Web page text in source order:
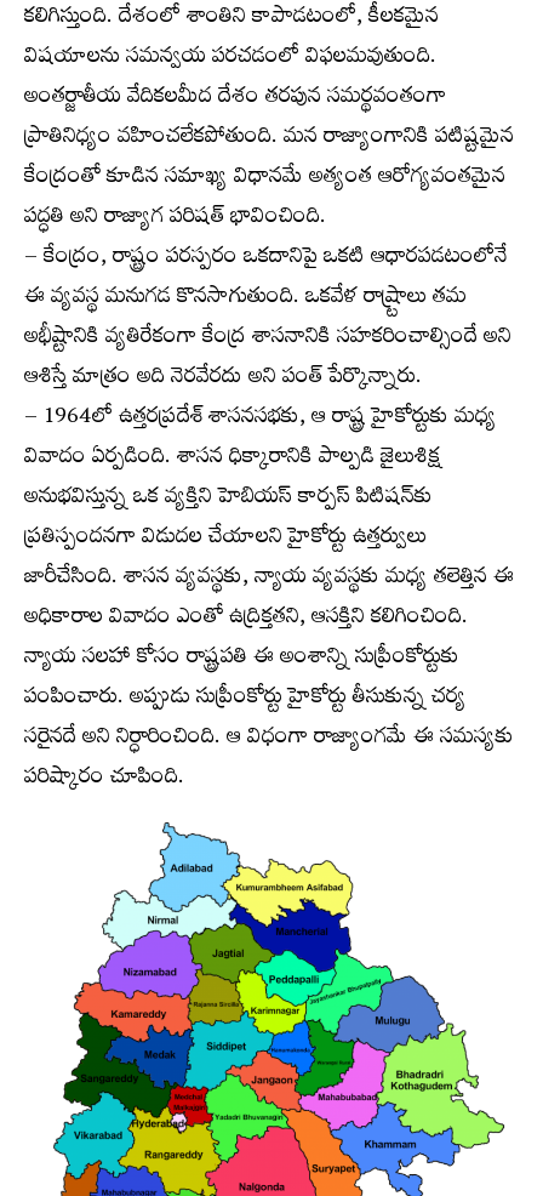
కలిగిస్తుంది. దేశంలో శాంతిని కాపాడటంలో, కీలకమైన
విషయాలను సమన్వయ పరచడంలో విఫలమవుతుంది.
అంతర్జాతీయ వేదికలమీద దేశం తరపున సమర్థవంతంగా
ప్రాతినిధ్యం వహించలేకపోతుంది. మన రాజ్యాంగానికి పటిష్టమైన
కేంద్రంతో కూడిన సమాఖ్య విధానమే అత్యంత ఆరోగ్యవంతమైన
పద్ధతి అని రాజ్యాగ పరిషత్ భావించింది.
– కేంద్రం, రాష్ట్రం పరస్పరం ఒకదానిపై ఒకటి ఆధారపడటంలోనే
ఈ వ్యవస్థ మనుగడ కొనసాగుతుంది. ఒకవేళ రాష్ర్టాలు తమ
అభీష్టానికి వ్యతిరేకంగా కేంద్ర శాసనానికి సహకరించాల్సిందే అని
ఆశిస్తే మాత్రం అది నెరవేరదు అని పంత్ పేర్కొన్నారు.
– 1964లో ఉత్తరప్రదేశ్ శాసనసభకు, ఆ రాష్ట్ర హైకోర్టుకు మధ్య
వివాదం ఏర్పడింది. శాసన ధిక్కారానికి పాల్పడి జైలుశిక్ష
అనుభవిస్తున్న ఒక వ్యక్తిని హెబియస్ కార్పస్ పిటిషన్‌కు
ప్రతిస్పందనగా విడుదల చేయాలని హైకోర్టు ఉత్తర్వులు
జారీచేసింది. శాసన వ్యవస్థకు, న్యాయ వ్యవస్థకు మధ్య తలెత్తిన ఈ
అధికారాల వివాదం ఎంతో ఉద్రిక్తతని, ఆసక్తిని కలిగించింది.
న్యాయ సలహా కోసం రాష్ట్రపతి ఈ అంశాన్ని సుప్రీంకోర్టుకు
పంపించారు. అప్పుడు సుప్రీంకోర్టు హైకోర్టు తీసుకున్న చర్య
సరైనదే అని నిర్ధారించింది. ఆ విధంగా రాజ్యాంగమే ఈ సమస్యకు
పరిష్కారం చూపింది.